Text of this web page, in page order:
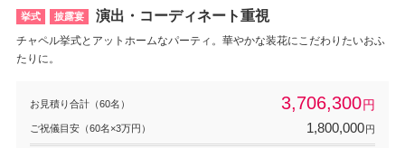
挙式 披露宴 演出・コーディネート重視
チャペル挙式とアットホームなパーティ。華やかな装花にこだわりたいおふ
たりに。
お見積り合計（60名） 3,706,300円
ご祝儀目安（60名×3万円） 1,800,000円